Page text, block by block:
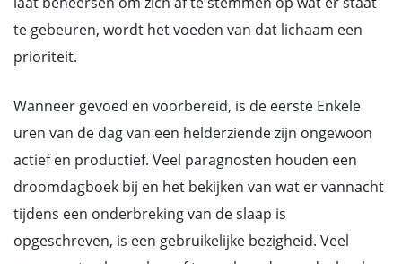
te gebeuren, wordt het voeden van dat lichaam een
prioriteit.
Wanneer gevoed en voorbereid, is de eerste Enkele
uren van de dag van een helderziende zijn ongewoon
actief en productief. Veel paragnosten houden een
droomdagboek bij en het bekijken van wat er vannacht
tijdens een onderbreking van de slaap is
opgeschreven, is een gebruikelijke bezigheid. Veel